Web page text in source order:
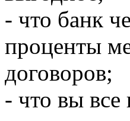
- что банк
проценты
договоров;
- что вы все